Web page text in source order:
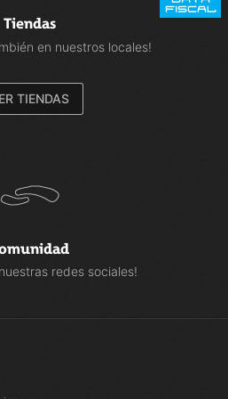
Tiendas
en nuestros locales!
TIENDAS
redes sociales!